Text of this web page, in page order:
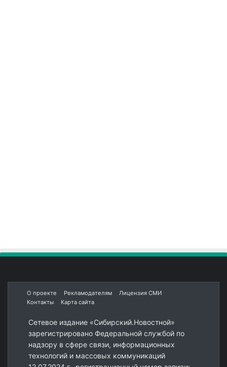
О проекте Рекламодателям
Лицензия СМИ
Контакты
Карта сайта
Сетевое издание «Сибирский.Новостной»
зарегистрировано Федеральной службой по
надзору в сфере связи, информационных
технологий и массовых коммуникаций